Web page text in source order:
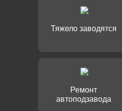
Тяжело заводятся
Ремонт
автоподзавода